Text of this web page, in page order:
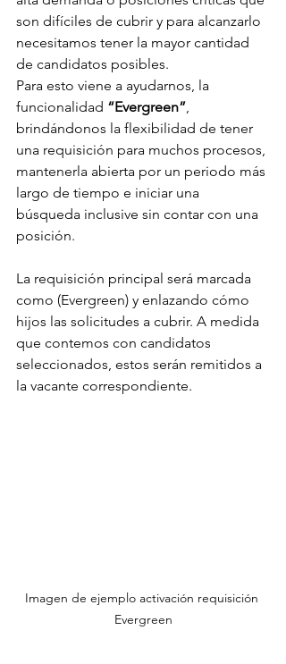
son difíciles de cubrir y para alcanzarlo
necesitamos tener la mayor cantidad
de candidatos posibles.
Para esto viene a ayudarnos, la
funcionalidad “Evergreen”,
brindándonos la flexibilidad de tener
una requisición para muchos procesos,
mantenerla abierta por un periodo más
largo de tiempo e iniciar una
búsqueda inclusive sin contar con una
posición.
La requisición principal será marcada
como (Evergreen) y enlazando cómo
hijos las solicitudes a cubrir. A medida
que contemos con candidatos
seleccionados, estos serán remitidos a
la vacante correspondiente.
Imagen de ejemplo activación requisición
Evergreen